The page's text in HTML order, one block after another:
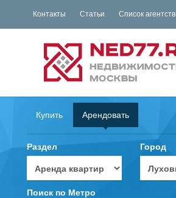
Контакты Статьи Список агентств
Купить Арендовать
Раздел Город
Поиск по Метро